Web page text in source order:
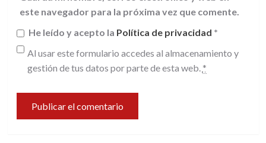
este navegador para la próxima vez que comente.
He leído y acepto la Política de privacidad *
Al usar este formulario accedes al almacenamiento y
gestión de tus datos por parte de esta web. *